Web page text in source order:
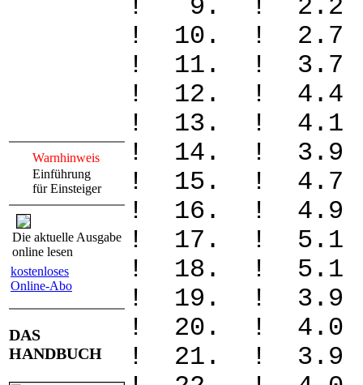
Warnhinweis
Einführung
für Einsteiger
Die aktuelle Ausgabe
online lesen
kostenloses
Online-Abo
DAS
HANDBUCH
! 9. ! 2.2
! 10. !
! 11. !
! 12. !
! 13. ! 4.1
! 14. !
! 15. ! 4.7
! 16. ! 4.9
! 17. ! 5.1
! 18. ! 5.1
! 19. ! 3.9
! 20. ! 4.0
! 21. ! 3.9